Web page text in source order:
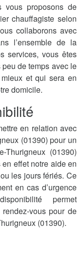
vous proposons de
chauffagiste selon
collaborons avec
l’ensemble de la
services, vous êtes
de temps avec le
et qui sera en
domicile.
en relation avec
(01390) pour un
Thurigneux (01390)
effet notre aide en
les jours fériés. Ce
en cas d’urgence
permet
vous pour de
(01390).